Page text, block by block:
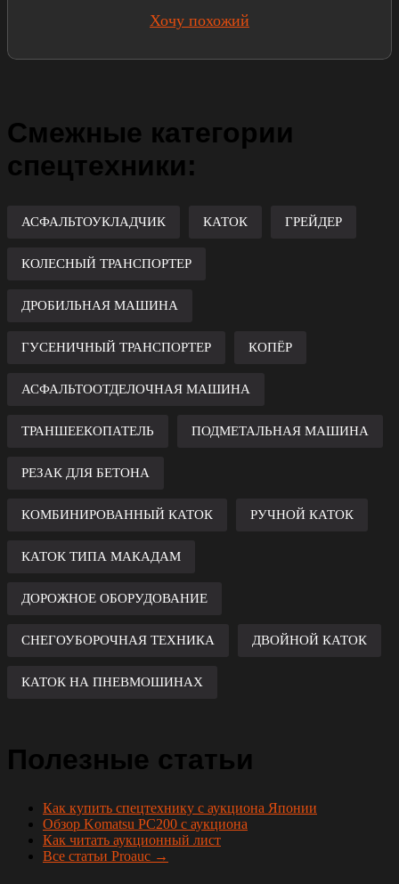
Хочу похожий
Смежные категории
спецтехники:
АСФАЛЬТОУКЛАДЧИК КАТОК ГРЕЙДЕР
КОЛЕСНЫЙ ТРАНСПОРТЕР
ДРОБИЛЬНАЯ МАШИНА
ГУСЕНИЧНЫЙ ТРАНСПОРТЕР КОПЁР
АСФАЛЬТООТДЕЛОЧНАЯ МАШИНА
ТРАНШЕЕКОПАТЕЛЬ ПОДМЕТАЛЬНАЯ МАШИНА
РЕЗАК ДЛЯ БЕТОНА
КОМБИНИРОВАННЫЙ КАТОК РУЧНОЙ КАТОК
КАТОК ТИПА МАКАДАМ
ДОРОЖНОЕ ОБОРУДОВАНИЕ
СНЕГОУБОРОЧНАЯ ТЕХНИКА ДВОЙНОЙ КАТОК
КАТОК НА ПНЕВМОШИНАХ
Полезные статьи
Как купить спецтехнику с аукциона Японии
Обзор Komatsu PC200 с аукциона
Как читать аукционный лист
Все статьи Proauc →